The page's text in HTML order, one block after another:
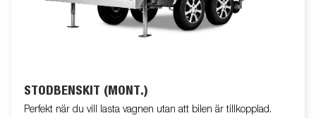
STÖDBENSKIT (MONT.)
Perfekt när du vill lasta vagnen utan att bilen är tillkopplad.